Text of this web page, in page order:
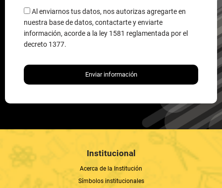
Al enviarnos tus datos, nos autorizas agregarte en
nuestra base de datos, contactarte y enviarte
información, acorde a la ley 1581 reglamentada por el
decreto 1377.
Enviar información
Institucional
Acerca de la Institución
Símbolos institucionales